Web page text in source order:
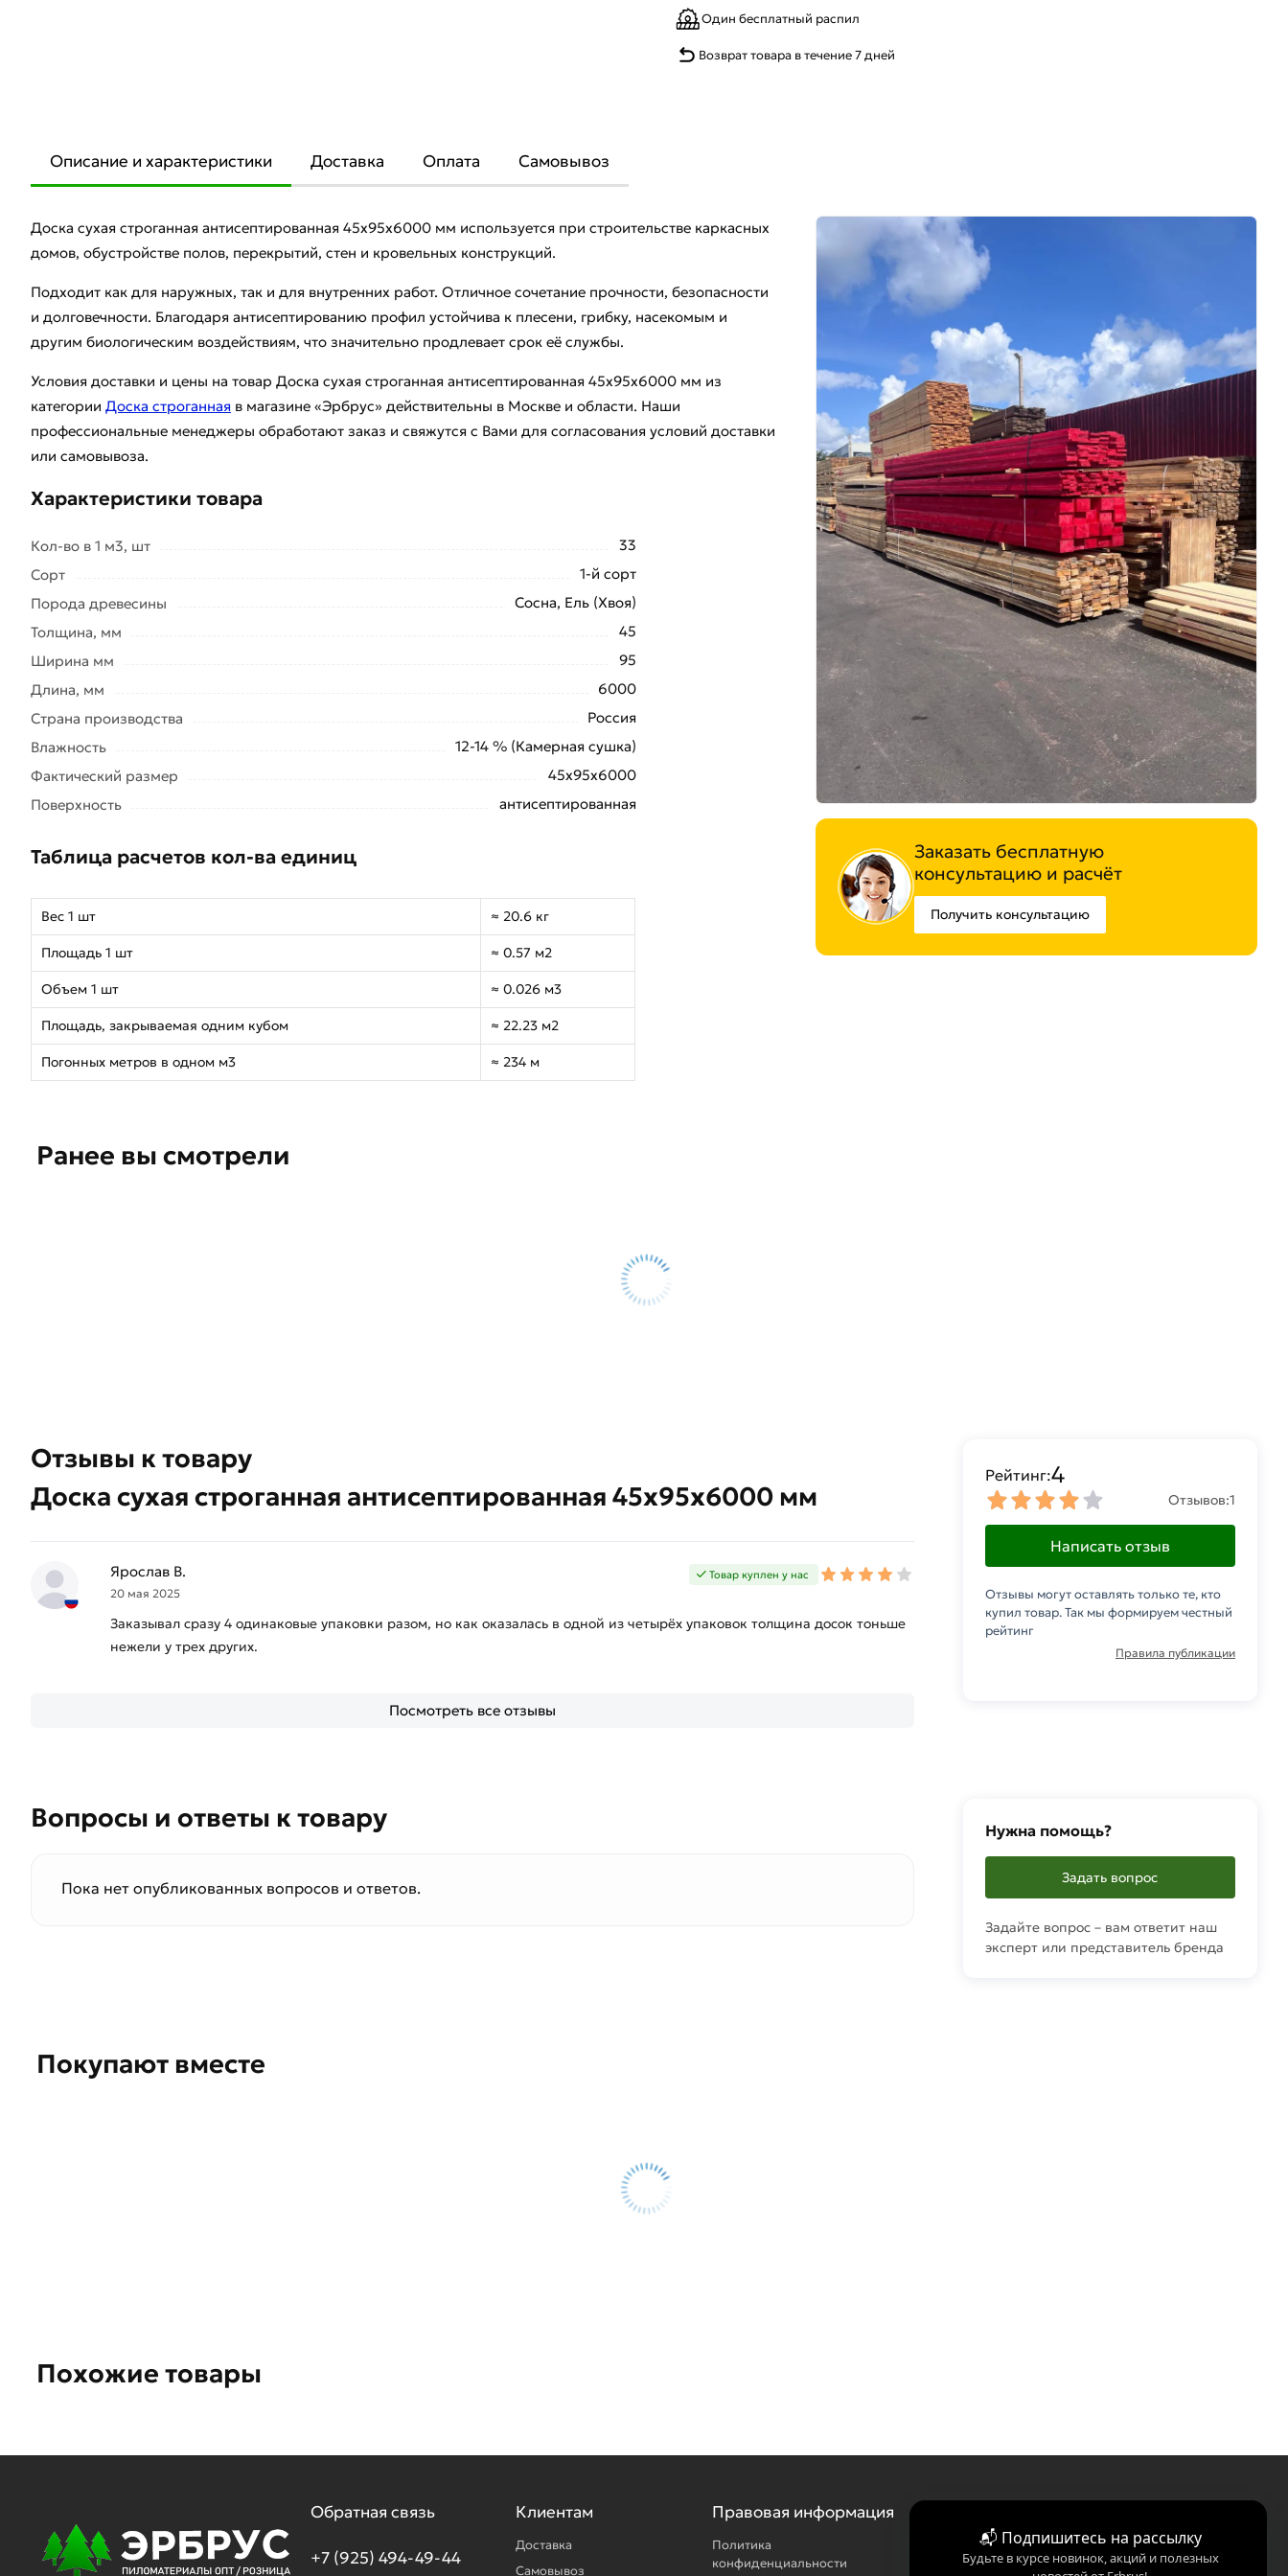
Один бесплатный распил
Возврат товара в течение 7 дней
Описание и характеристики Доставка Оплата Самовывоз
Доска сухая строганная антисептированная 45х95х6000 мм используется при строительстве каркасных
домов, обустройстве полов, перекрытий, стен и кровельных конструкций.
Подходит как для наружных, так и для внутренних работ. Отличное сочетание прочности, безопасности
и долговечности. Благодаря антисептированию профил устойчива к плесени, грибку, насекомым и
другим биологическим воздействиям, что значительно продлевает срок её службы.
Условия доставки и цены на товар Доска сухая строганная антисептированная 45х95х6000 мм из
категории Доска строганная в магазине «Эрбрус» действительны в Москве и области. Наши
профессиональные менеджеры обработают заказ и свяжутся с Вами для согласования условий доставки
или самовывоза.
Характеристики товара
Кол-во в 1 м3, шт
33
Сорт
1-й сорт
Порода древесины
Сосна, Ель (Хвоя)
Толщина, мм
45
Ширина мм
95
Длина, мм
6000
Страна производства
Россия
Влажность
12-14 % (Камерная сушка)
Фактический размер
45х95х6000
Поверхность
антисептированная
Таблица расчетов кол-ва единиц
Вес 1 шт ≈ 20.6 кг
Площадь 1 шт ≈ 0.57 м2
Объем 1 шт ≈ 0.026 м3
Площадь, закрываемая одним кубом ≈ 22.23 м2
Погонных метров в одном м3 ≈ 234 м
Заказать бесплатную
консультацию и расчёт
Получить консультацию
Ранее вы смотрели
Отзывы к товару
Доска сухая строганная антисептированная 45х95х6000 мм
Ярослав В.
20 мая 2025
Товар куплен у нас
Заказывал сразу 4 одинаковые упаковки разом, но как оказалась в одной из четырёх упаковок толщина досок тоньше
нежели у трех других.
Посмотреть все отзывы
Рейтинг:4
Отзывов:1
Написать отзыв
Отзывы могут оставлять только те, кто
купил товар. Так мы формируем честный
рейтинг
Правила публикации
Вопросы и ответы к товару
Пока нет опубликованных вопросов и ответов.
Нужна помощь?
Задать вопрос
Задайте вопрос – вам ответит наш
эксперт или представитель бренда
Покупают вместе
Похожие товары
Обратная связь
+7 (925) 494-49-44
Клиентам
Доставка
Самовывоз
Правовая информация
Политика
конфиденциальности
📬 Подпишитесь на рассылку
Будьте в курсе новинок, акций и полезных